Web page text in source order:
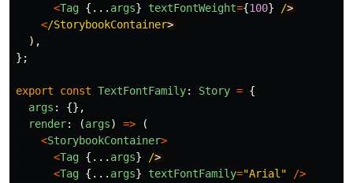
<Tag {... args} textFontWeight={100} /
</StorybookContainer
),
};
export const TextFontFamily: Story = {
args :
{},
render: (args) =>
(
<StorybookContainer>
<Tag {... args} /
<Tag {... args} textFontFamily="Arial "
/>